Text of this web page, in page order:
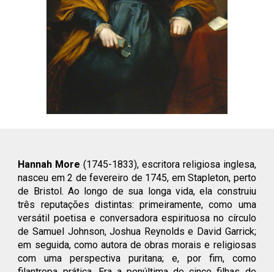
Hannah More (1745-1833), escritora religiosa inglesa,
nasceu em 2 de fevereiro de 1745, em Stapleton, perto
de Bristol. Ao longo de sua longa vida, ela construiu
três reputações distintas: primeiramente, como uma
versátil poetisa e conversadora espirituosa no círculo
de Samuel Johnson, Joshua Reynolds e David Garrick;
em seguida, como autora de obras morais e religiosas
com uma perspectiva puritana; e, por fim, como